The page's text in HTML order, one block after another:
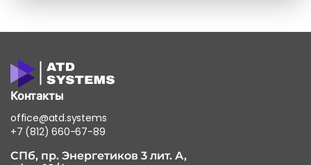
Контакты
office@atd.systems
+7 (812) 660-67-89
СПб, пр. Энергетиков 3 лит. А,